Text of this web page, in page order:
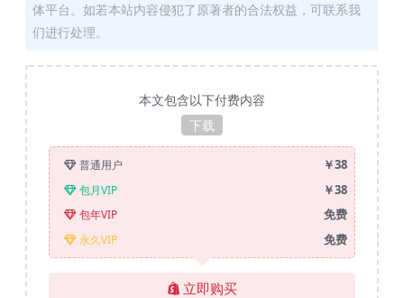
体平台。如若本站内容侵犯了原著者的合法权益，可联系我
们进行处理。
本文包含以下付费内容
下载
普通用户 ￥38
包月VIP ￥38
包年VIP 免费
永久VIP 免费
立即购买